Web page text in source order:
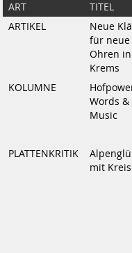
ART TITEL
ARTIKEL
Neue
für neue
Ohren in
Krems
KOLUMNE
Words &
Music
PLATTENKRITIK
mit